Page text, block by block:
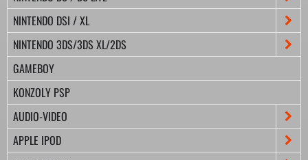
NINTENDO DSI / XL
NINTENDO 3DS/3DS XL/2DS
GAMEBOY
KONZOLY PSP
AUDIO-VIDEO
APPLE IPOD